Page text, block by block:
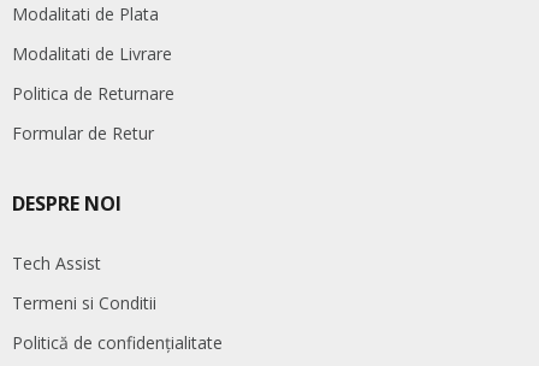
Modalitati de Plata
Modalitati de Livrare
Politica de Returnare
Formular de Retur
DESPRE NOI
Tech Assist
Termeni si Conditii
Politică de confidențialitate